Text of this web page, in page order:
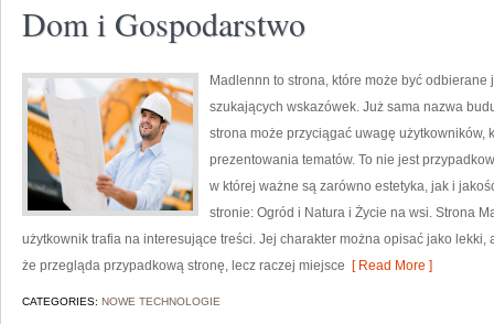
Dom i Gospodarstwo
Madlennn to strona, które może być
szukających wskazówek. Już sama nazwa
strona może przyciągać uwagę użytkowników,
prezentowania tematów. To nie jest
w której ważne są zarówno estetyka, jak i
stronie: Ogród i Natura i Życie na wsi. Strona
użytkownik trafia na interesujące treści. Jej charakter można opisać jako
że przegląda przypadkową stronę, lecz raczej miejsce [ Read More ]
CATEGORIES: NOWE TECHNOLOGIE